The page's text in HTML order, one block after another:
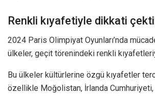
Renkli kıyafetiyle dikkati
2024 Paris Olimpiyat Oyunları’nda
ülkeler, geçit törenindeki renkli
Bu ülkeler kültürlerine özgü kıyafetler
özellikle Moğolistan, İrlanda Cumhuriyeti,